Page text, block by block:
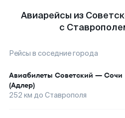
Авиарейсы из
с
Рейсы в соседние города
Авиабилеты Советский — Сочи
(Адлер)
252 км до Ставрополя